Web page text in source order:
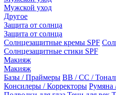
Мужской уход
Другое
Защита от солнца
Защита от солнца
Солнцезащитные кремы SPF
Солнцезащитные стики SPF
Макияж
Макияж
Базы / Праймеры BB / CC /
Консилеры / Корректоры Румяна